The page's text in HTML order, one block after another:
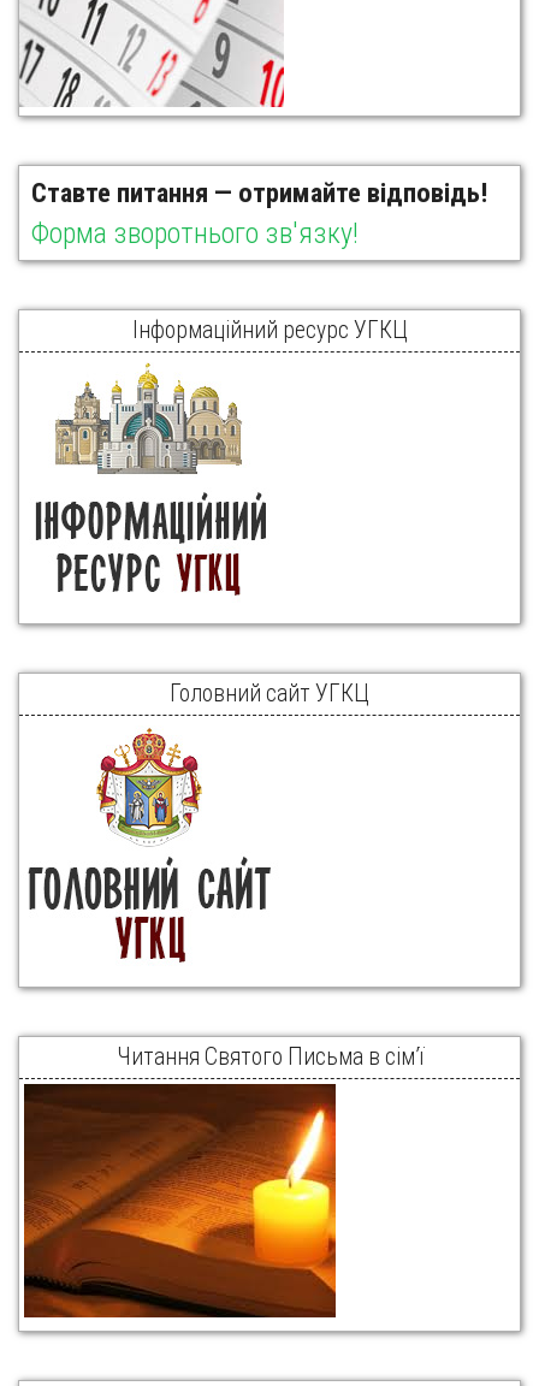
Ставте питання — отримайте відповідь!
Форма зворотнього зв'язку!
Інформаційний ресурс УГКЦ
Головний сайт УГКЦ
Читання Святого Письма в сім’ї